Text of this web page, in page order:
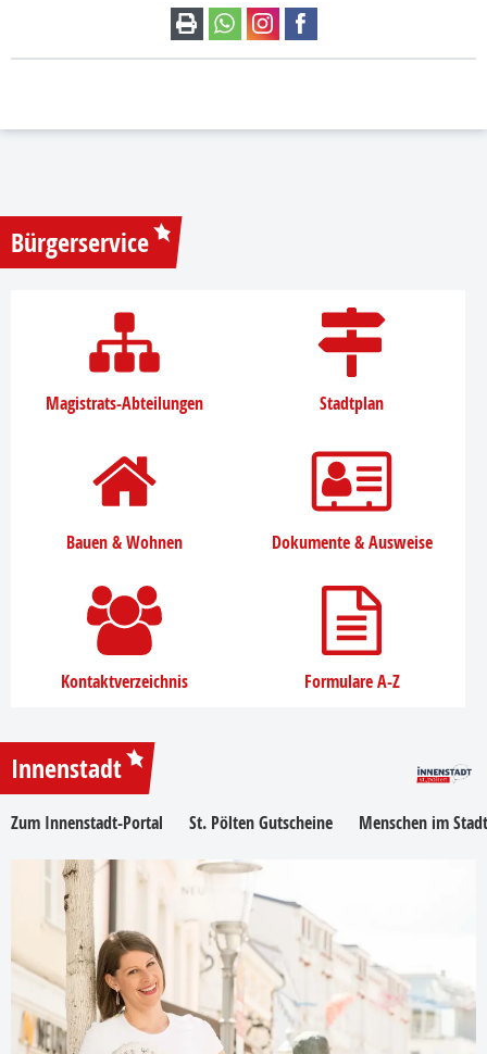
Bürgerservice
Magistrats-Abteilungen Stadtplan
Bauen & Wohnen Dokumente & Ausweise
Kontaktverzeichnis Formulare A-Z
Innenstadt
Zum Innenstadt-Portal St. Pölten Gutscheine Menschen im